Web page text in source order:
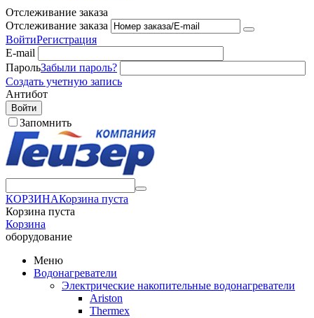
Отслеживание заказа
Отслеживание заказа
ВойтиРегистрация
E-mail
ПарольЗабыли пароль?
Создать учетную запись
Антибот
Войти
Запомнить
КОРЗИНАКорзина пуста
Корзина пуста
Корзина
оборудование
Меню
Водонагреватели
Электрические накопительные водонагреватели
Ariston
Thermex